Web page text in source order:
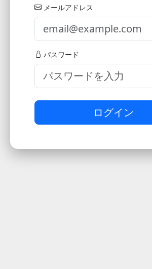
メールアドレス
パスワード
ログイン